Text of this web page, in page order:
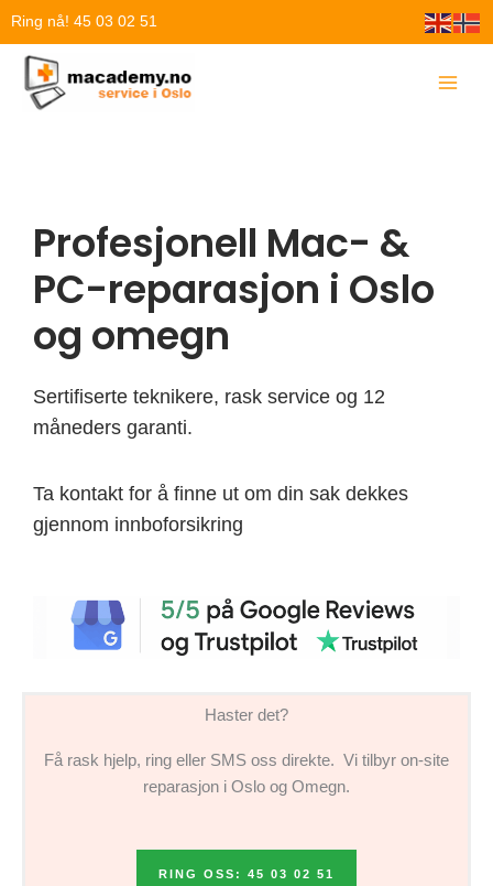
Hopp
innholdet
Ring nå! 45 03 02 51
Profesjonell Mac- &
PC-reparasjon i Oslo
og omegn
Sertifiserte teknikere, rask service og 12
måneders garanti.
Ta kontakt for å finne ut om din sak dekkes
gjennom innboforsikring
Haster det?
Få rask hjelp, ring eller SMS oss direkte. Vi tilbyr on-site
reparasjon i Oslo og Omegn.
RING OSS: 45 03 02 51